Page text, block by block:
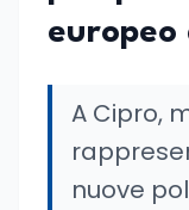
europeo
A Cipro,
nuove